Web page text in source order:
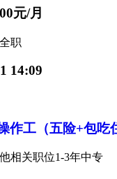
元/月
全职
14:09
作工（五险+包吃
相关职位1-3年中专